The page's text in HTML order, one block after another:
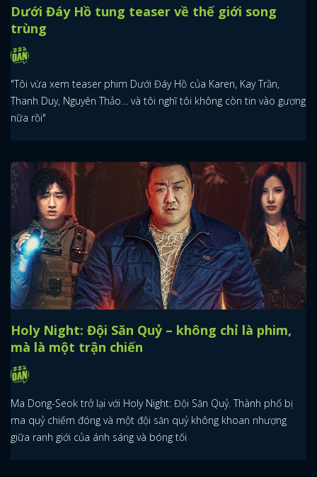
Dưới Đáy Hồ tung teaser về thế giới song
trùng
"Tôi vừa xem teaser phim Dưới Đáy Hồ của Karen, Kay Trần,
Thanh Duy, Nguyên Thảo… và tôi nghĩ tôi không còn tin vào gương
nữa rồi"
Holy Night: Đội Săn Quỷ – không chỉ là phim,
mà là một trận chiến
Ma Dong-Seok trở lại với Holy Night: Đội Săn Quỷ. Thành phố bị
ma quỷ chiếm đóng và một đội săn quỷ không khoan nhượng
giữa ranh giới của ánh sáng và bóng tối